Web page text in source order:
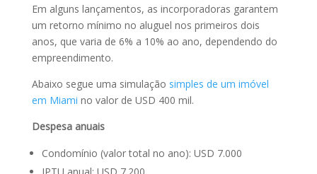
Em alguns lançamentos, as incorporadoras garantem
um retorno mínimo no aluguel nos primeiros dois
anos, que varia de 6% a 10% ao ano, dependendo do
empreendimento.
Abaixo segue uma simulação simples de um imóvel
em Miami no valor de USD 400 mil.
Despesa anuais
Condomínio (valor total no ano): USD 7.000